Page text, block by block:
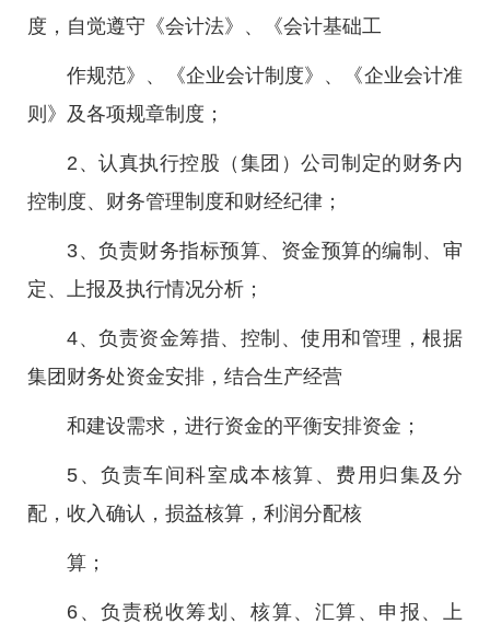
度，自觉遵守《会计法》、《会计基础工
作规范》、《企业会计制度》、《企业会计准
则》及各项规章制度；
2、认真执行控股（集团）公司制定的财务内
控制度、财务管理制度和财经纪律；
3、负责财务指标预算、资金预算的编制、审
定、上报及执行情况分析；
4、负责资金筹措、控制、使用和管理，根据
集团财务处资金安排，结合生产经营
和建设需求，进行资金的平衡安排资金；
5、负责车间科室成本核算、费用归集及分
配，收入确认，损益核算，利润分配核
算；
6、负责税收筹划、核算、汇算、申报、上